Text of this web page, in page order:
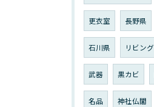
更衣室 長野県
石川県 リビング
武器 黒カビ
名品 神社仏閣